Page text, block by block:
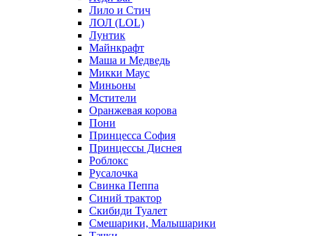
Лило и Стич
ЛОЛ (LOL)
Лунтик
Майнкрафт
Маша и Медведь
Микки Маус
Миньоны
Мстители
Оранжевая корова
Пони
Принцесса София
Принцессы Диснея
Роблокс
Русалочка
Свинка Пеппа
Синий трактор
Скибиди Туалет
Смешарики, Малышарики